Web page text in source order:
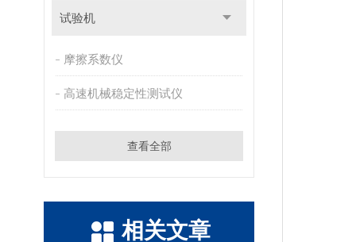
试验机
摩擦系数仪
高速机械稳定性测试仪
查看全部
相关文章